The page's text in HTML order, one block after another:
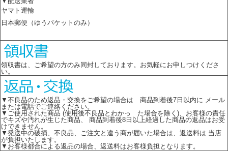
ヤマト運輸
日本郵便（ゆうパケットのみ）
領収書は、ご希望の方のみ同封しております。お気軽にお申しつけくださ
い。
▼不良品のため返品・交換をご希望の場合は 商品到着後7日以内に メール
または電話でご連絡ください。
▼ご使用された商品 (使用後不良品とわかっ た場合を除く)、お客様の責任
でキズや汚れが生じた商品、 商品到着後8日以上経過した商品の返品はお受
けできません。
▼発送中の破損、不良品、ご注文と違う商が届いた場合は、返送料は 当店
が負担いたします。
▼お客様都合による返品の場合、返送料はお客様負担となります。